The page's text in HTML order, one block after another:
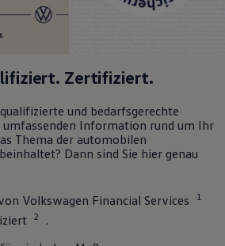
Zertifiziert.
und bedarfsgerechte
umfassenden Information rund um Ihr
Thema der automobilen
Dann sind Sie hier genau
Volkswagen Financial Services 1
2
.